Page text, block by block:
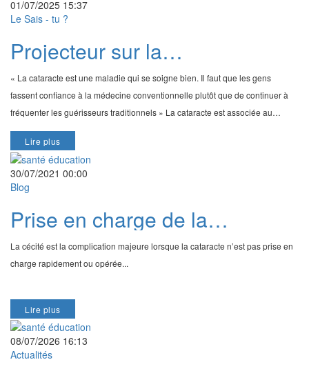
01/07/2025 15:37
Le Sais - tu ?
Projecteur sur la
cataracte/Interview du Pr
Patrice Komi Balo, Médecin
Ophtalmologue à Lomé
« La cataracte est une maladie qui se soigne bien. Il faut que les gens
fassent confiance à la médecine conventionnelle plutôt que de continuer à
fréquenter les guérisseurs traditionnels » La cataracte est associée au
vieillissement, étant la pr...
Lire plus
30/07/2021 00:00
Blog
Prise en charge de la
cataracte/Interview du Pr
Patrice Komi Balo,
La cécité est la complication majeure lorsque la cataracte n’est pas prise en
charge rapidement ou opérée...
Lire plus
08/07/2026 16:13
Actualités